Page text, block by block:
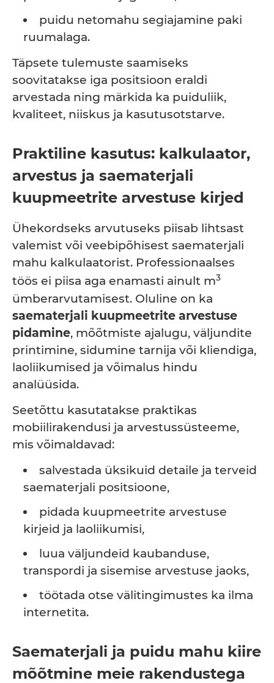
puidu netomahu segiajamine paki
ruumalaga.
Täpsete tulemuste saamiseks
soovitatakse iga positsioon eraldi
arvestada ning märkida ka puiduliik,
kvaliteet, niiskus ja kasutusotstarve.
Praktiline kasutus: kalkulaator,
arvestus ja saematerjali
kuupmeetrite arvestuse kirjed
Ühekordseks arvutuseks piisab lihtsast
valemist või veebipõhisest saematerjali
mahu kalkulaatorist. Professionaalses
töös ei piisa aga enamasti ainult m3
ümberarvutamisest. Oluline on ka
saematerjali kuupmeetrite arvestuse
pidamine, mõõtmiste ajalugu, väljundite
printimine, sidumine tarnija või kliendiga,
laoliikumised ja võimalus hindu
analüüsida.
Seetõttu kasutatakse praktikas
mobiilirakendusi ja arvestussüsteeme,
mis võimaldavad:
salvestada üksikuid detaile ja terveid
saematerjali positsioone,
pidada kuupmeetrite arvestuse
kirjeid ja laoliikumisi,
luua väljundeid kaubanduse,
transpordi ja sisemise arvestuse jaoks,
töötada otse välitingimustes ka ilma
internetita.
Saematerjali ja puidu mahu kiire
mõõtmine meie rakendustega